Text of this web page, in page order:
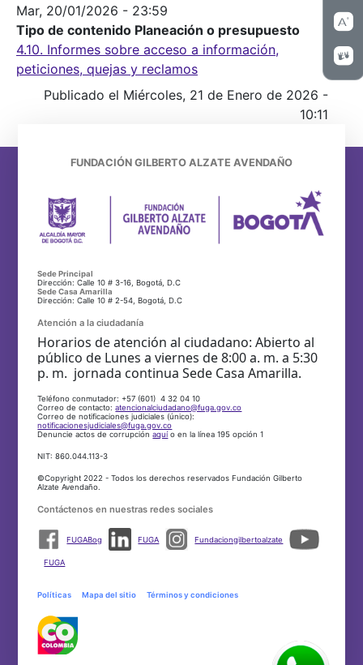
Mar, 20/01/2026 - 23:59
Tipo de contenido Planeación o presupuesto
4.10. Informes sobre acceso a información,
peticiones, quejas y reclamos
Publicado el Miércoles, 21 de Enero de 2026 -
10:11
FUNDACIÓN GILBERTO ALZATE AVENDAÑO
Sede Principal
Dirección: Calle 10 # 3-16, Bogotá, D.C
Sede Casa Amarilla
Dirección: Calle 10 # 2-54, Bogotá, D.C
Atención a la ciudadanía
Horarios de atención al ciudadano: Abierto al
público de Lunes a viernes de 8:00 a. m. a 5:30
p. m. jornada continua Sede Casa Amarilla.
Teléfono conmutador: +57 (601) 4 32 04 10
Correo de contacto:atencionalciudadano@fuga.gov.co
Correo de notificaciones judiciales (único):
notificacionesjudiciales@fuga.gov.co
Denuncie actos de corrupciónaquío en la línea 195 opción 1
NIT: 860.044.113-3
©Copyright 2022 - Todos los derechos reservados Fundación Gilberto
Alzate Avendaño.
Contáctenos en nuestras redes sociales
FUGABog FUGA Fundaciongilbertoalzate
FUGA
Políticas Mapa del sitio Términos y condiciones